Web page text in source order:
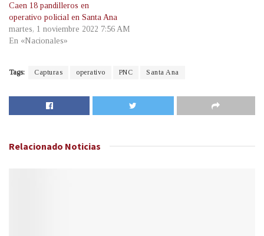
Caen 18 pandilleros en
operativo policial en Santa Ana
martes, 1 noviembre 2022 7:56 AM
En «Nacionales»
Tags: Capturas operativo PNC Santa Ana
Relacionado Noticias